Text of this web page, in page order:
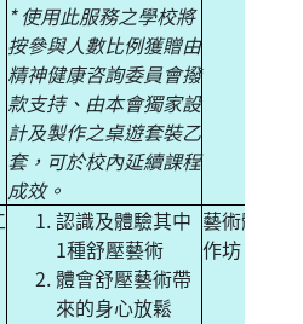
* 使用此服務之學校將
按參與人數比例獲贈由
精神健康咨詢委員會撥
款支持、由本會獨家設
計及製作之桌遊套裝乙
套，可於校內延續課程
成效。
認識及體驗其中
1種舒壓藝術
體會舒壓藝術帶
來的身心放鬆
藝術體驗工
作坊